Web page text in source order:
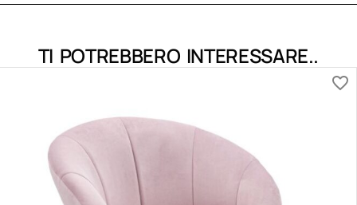
TI POTREBBERO INTERESSARE..